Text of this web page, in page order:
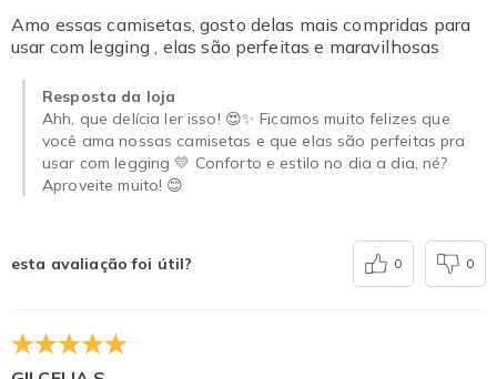
Amo essas camisetas, gosto delas mais compridas para
usar com legging , elas são perfeitas e maravilhosas
Resposta da loja
Ahh, que delícia ler isso! 😍✨ Ficamos muito felizes que
você ama nossas camisetas e que elas são perfeitas pra
usar com legging 💛 Conforto e estilo no dia a dia, né?
Aproveite muito! 😊
esta avaliação foi útil? 0 0